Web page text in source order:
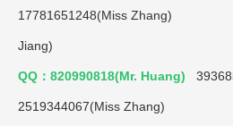
17781651248(Miss Zhang)
Jiang)
QQ：820990818(Mr. Huang)
2519344067(Miss Zhang)